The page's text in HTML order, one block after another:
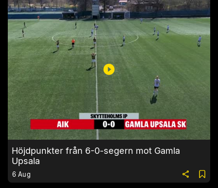
Höjdpunkter från 6-0-segern mot Gamla
Upsala
6 Aug